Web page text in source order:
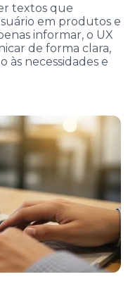
textos que
em produtos e
informar, o UX
de forma clara,
às necessidades e